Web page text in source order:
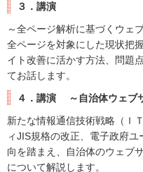
３．講演
～全ページ解析に基づくウェ
全ページを対象にした現状把
イト改善に活かす方法、問題
てお話します。
４．講演 ～自治体ウェブ
新たな情報通信技術戦略（Ｉ
ィJIS規格の改正、電子政府
向を踏まえ、自治体のウェブ
について解説します。